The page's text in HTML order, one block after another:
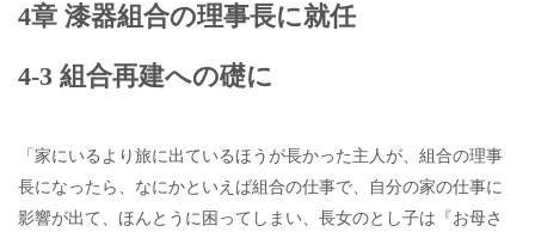
4章 漆器組合の理事長に就任
4-3 組合再建への礎に
「家にいるより旅に出ているほうが長かった主人が、組合の理事
長になったら、なにかといえば組合の仕事で、自分の家の仕事に
影響が出て、ほんとうに困ってしまい、長女のとし子は『お母さ